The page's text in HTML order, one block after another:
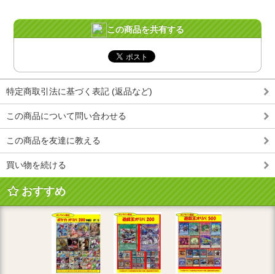
この商品を共有する
特定商取引法に基づく表記 (返品など)
この商品について問い合わせる
この商品を友達に教える
買い物を続ける
おすすめ